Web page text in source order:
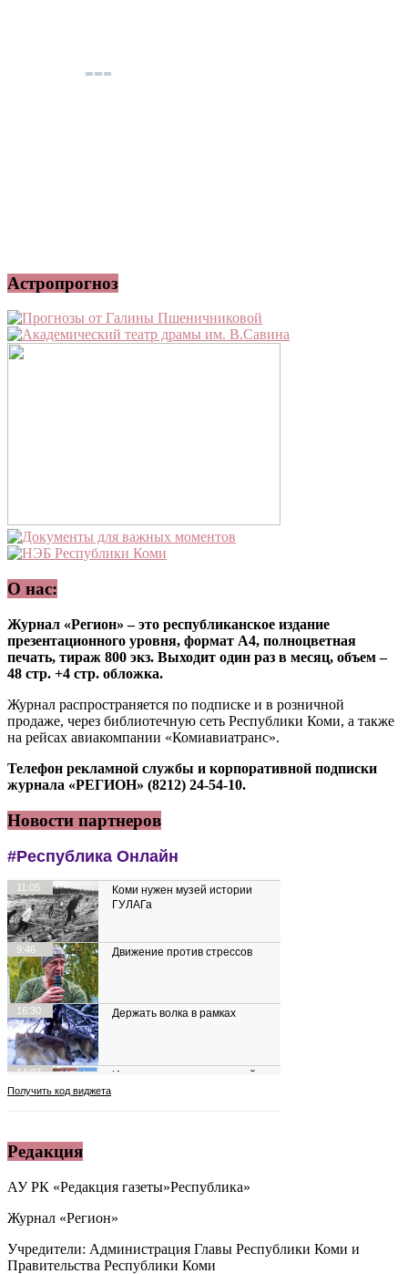
Астропрогноз
О нас:
Журнал «Регион» – это республиканское издание
презентационного уровня, формат А4, полноцветная
печать, тираж 800 экз. Выходит один раз в месяц, объем –
48 стр. +4 стр. обложка.
Журнал распространяется по подписке и в розничной
продаже, через библиотечную сеть Республики Коми, а также
на рейсах авиакомпании «Комиавиатранс».
Телефон рекламной службы и корпоративной подписки
журнала «РЕГИОН» (8212) 24-54-10.
Новости партнеров
Редакция
АУ РК «Редакция газеты»Республика»
Журнал «Регион»
Учредители: Администрация Главы Республики Коми и
Правительства Республики Коми